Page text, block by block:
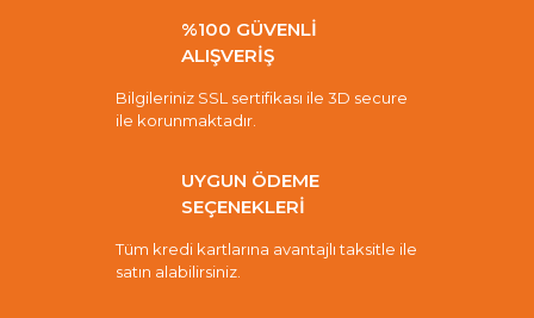
%100 GÜVENLİ
ALIŞVERİŞ
Bilgileriniz SSL sertifikası ile 3D secure
ile korunmaktadır.
UYGUN ÖDEME
SEÇENEKLERİ
Tüm kredi kartlarına avantajlı taksitle ile
satın alabilirsiniz.